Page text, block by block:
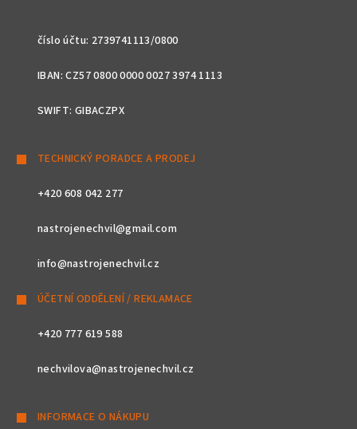
číslo účtu: 2739741113/0800
IBAN: CZ57 0800 0000 0027 3974 1113
SWIFT: GIBACZPX
TECHNICKÝ PORADCE A PRODEJ
+420 608 042 277
nastrojenechvil@gmail.com
info@nastrojenechvil.cz
ÚČETNÍ ODDĚLENÍ / REKLAMACE
+420 777 619 588
nechvilova@nastrojenechvil.cz
INFORMACE O NÁKUPU